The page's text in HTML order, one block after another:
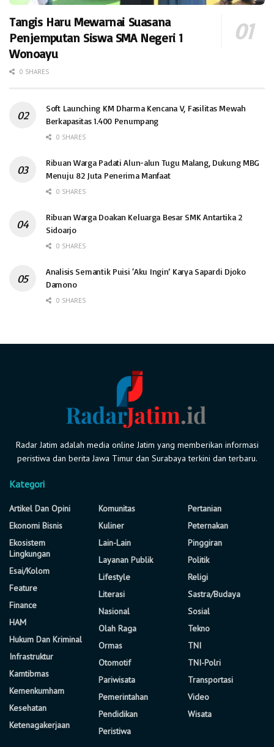
Tangis Haru Mewarnai Suasana
Penjemputan Siswa SMA Negeri 1
Wonoayu
0 SHARES
Soft Launching KM Dharma Kencana V, Fasilitas Mewah
Berkapasitas 1.400 Penumpang
0 SHARES
Ribuan Warga Padati Alun-alun Tugu Malang, Dukung MBG
Menuju 82 Juta Penerima Manfaat
0 SHARES
Ribuan Warga Doakan Keluarga Besar SMK Antartika 2
Sidoarjo
0 SHARES
Analisis Semantik Puisi ‘Aku Ingin’ Karya Sapardi Djoko
Damono
0 SHARES
Radar Jatim adalah media online Jatim yang memberikan informasi
peristiwa dan berita Jawa Timur dan Surabaya terkini dan terbaru.
Kategori
Artikel Dan Opini
Ekonomi Bisnis
Ekosistem
Lingkungan
Esai/Kolom
Feature
Finance
HAM
Hukum Dan Kriminal
Infrastruktur
Kamtibmas
Kemenkumham
Kesehatan
Ketenagakerjaan
Komunitas
Kuliner
Lain-Lain
Layanan Publik
Lifestyle
Literasi
Nasional
Olah Raga
Ormas
Otomotif
Pariwisata
Pemerintahan
Pendidikan
Peristiwa
Pertanian
Peternakan
Pinggiran
Politik
Religi
Sastra/Budaya
Sosial
Tekno
TNI
TNI-Polri
Transportasi
Video
Wisata